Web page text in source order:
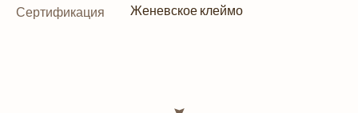
Сертификация Женевское клеймо